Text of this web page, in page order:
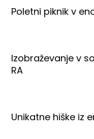
Poletni piknik v
Izobraževanje v
RA
Unikatne hiške iz